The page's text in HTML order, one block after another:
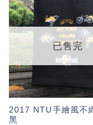
已售完
2017 NTU手繪風不
黑